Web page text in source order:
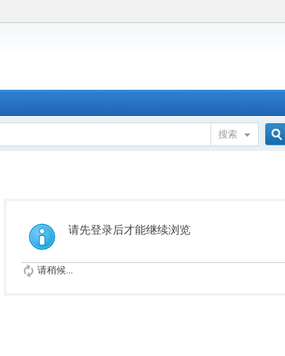
搜索
请先登录后才能继续浏览
请稍候...